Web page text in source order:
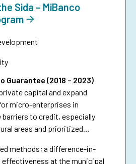
Sida – MiBanco
Guarantee (2018 – 2023)
capital and expand
micro-enterprises in
to credit, especially
areas and prioritized
methods; a difference-in-
at the municipal